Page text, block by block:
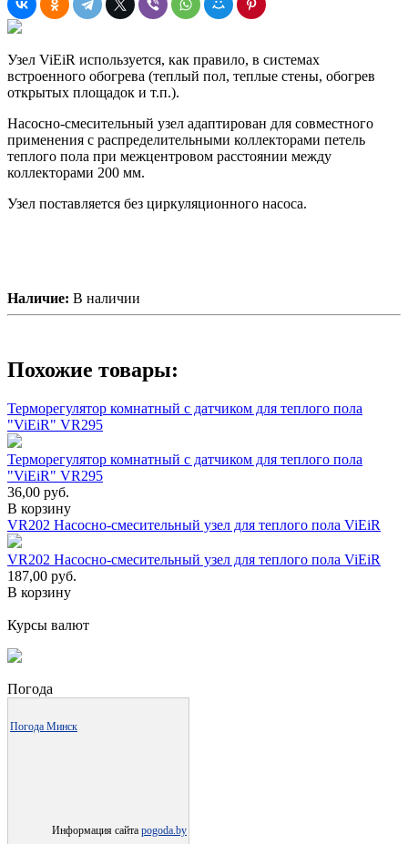
Узел ViEiR используется, как правило, в системах
встроенного обогрева (теплый пол, теплые стены, обогрев
открытых площадок и т.п.).
Насосно-смесительный узел адаптирован для совместного
применения с распределительными коллекторами петель
теплого пола при межцентровом расстоянии между
коллекторами 200 мм.
Узел поставляется без циркуляционного насоса.
Наличие: В наличии
Похожие товары:
Терморегулятор комнатный с датчиком для теплого пола
"ViEiR" VR295
Терморегулятор комнатный с датчиком для теплого пола
"ViEiR" VR295
36,00 руб.
В корзину
VR202 Насосно-смесительный узел для теплого пола ViEiR
VR202 Насосно-смесительный узел для теплого пола ViEiR
187,00 руб.
В корзину
Курсы валют
Погода
Погода Минск
Информация сайта pogoda.by